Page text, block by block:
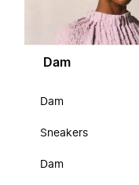
Dam
Dam
Sneakers
Dam